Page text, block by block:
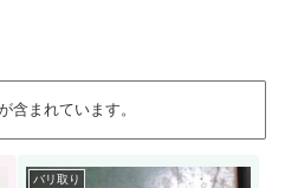
含まれています。
バリ取り